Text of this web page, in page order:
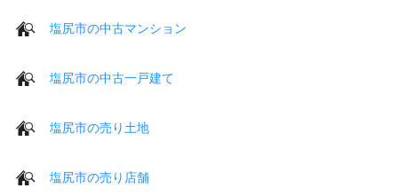
塩尻市の中古マンション
塩尻市の中古一戸建て
塩尻市の売り土地
塩尻市の売り店舗